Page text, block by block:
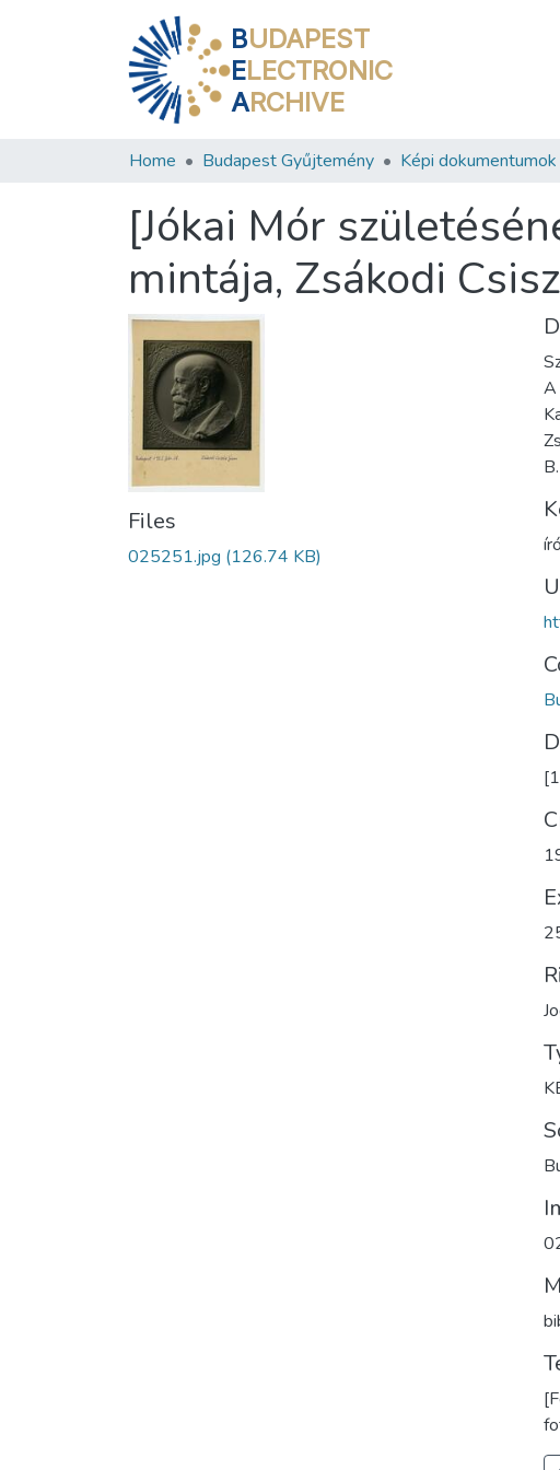
BUDAPEST
ELECTRONIC
ARCHIVE
Home Budapest Gyűjtemény Képi dokumentumok
[Jókai Mór
mintája, Zsákodi
Files
025251.jpg (126.74 KB)
A
író